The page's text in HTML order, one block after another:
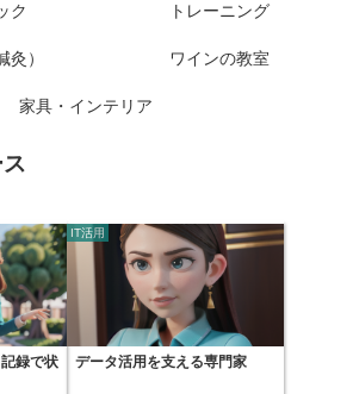
ク トレーニング
） ワインの教室
家具・インテリア
録で状
IT活用
データ活用を支える専門家